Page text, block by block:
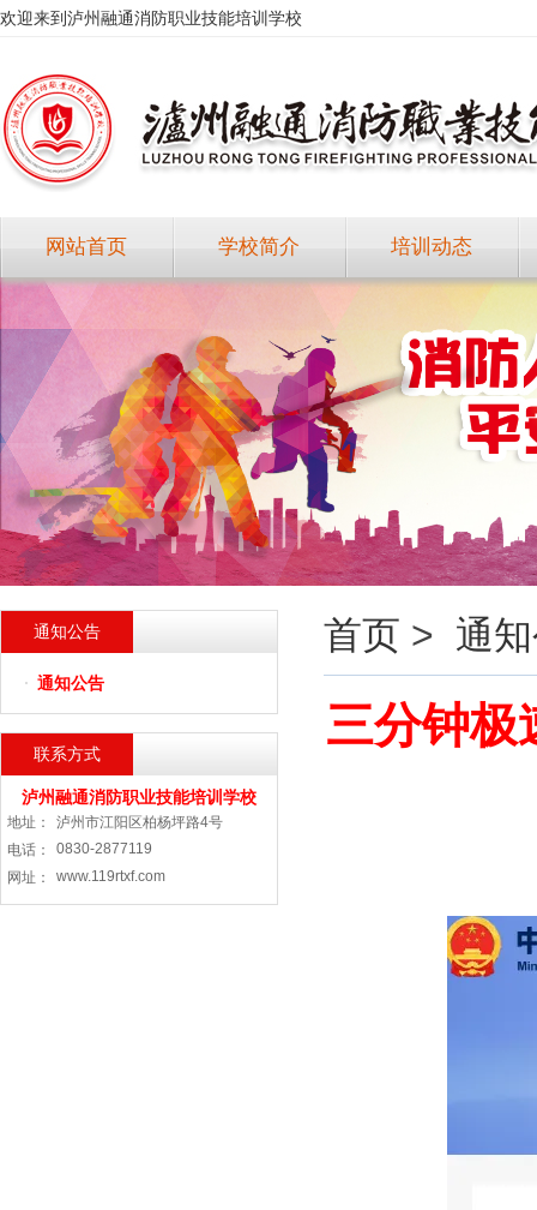
欢迎来到泸州融通消防职业技能培训学校
网站首页 学校简介 培训动态
通知公告
通知公告
联系方式
泸州融通消防职业技能培训学校
地址：
泸州市江阳区柏杨坪路4号
电话：
0830-2877119
网址：
www.119rtxf.com
首页 > 通
三分钟极